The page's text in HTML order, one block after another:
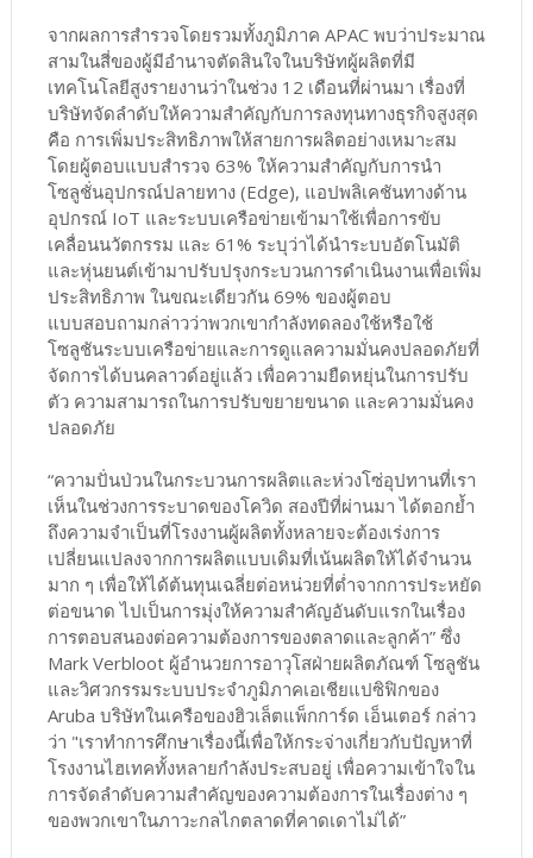
จากผลการสำรวจโดยรวมทั้งภูมิภาค APAC พบว่าประมาณ
สามในสี่ของผู้มีอำนาจตัดสินใจในบริษัทผู้ผลิตที่มี
เทคโนโลยีสูงรายงานว่าในช่วง 12 เดือนที่ผ่านมา เรื่องที่
บริษัทจัดลำดับให้ความสำคัญกับการลงทุนทางธุรกิจสูงสุด
คือ การเพิ่มประสิทธิภาพให้สายการผลิตอย่างเหมาะสม
โดยผู้ตอบแบบสำรวจ 63% ให้ความสำคัญกับการนำ
โซลูชั่นอุปกรณ์ปลายทาง (Edge), แอปพลิเคชันทางด้าน
อุปกรณ์ IoT และระบบเครือข่ายเข้ามาใช้เพื่อการขับ
เคลื่อนนวัตกรรม และ 61% ระบุว่าได้นำระบบอัตโนมัติ
และหุ่นยนต์เข้ามาปรับปรุงกระบวนการดำเนินงานเพื่อเพิ่ม
ประสิทธิภาพ ในขณะเดียวกัน 69% ของผู้ตอบ
แบบสอบถามกล่าวว่าพวกเขากำลังทดลองใช้หรือใช้
โซลูชันระบบเครือข่ายและการดูแลความมั่นคงปลอดภัยที่
จัดการได้บนคลาวด์อยู่แล้ว เพื่อความยืดหยุ่นในการปรับ
ตัว ความสามารถในการปรับขยายขนาด และความมั่นคง
ปลอดภัย
“ความปั่นป่วนในกระบวนการผลิตและห่วงโซ่อุปทานที่เรา
เห็นในช่วงการระบาดของโควิด สองปีที่ผ่านมา ได้ตอกย้ำ
ถึงความจำเป็นที่โรงงานผู้ผลิตทั้งหลายจะต้องเร่งการ
เปลี่ยนแปลงจากการผลิตแบบเดิมที่เน้นผลิตให้ได้จำนวน
มาก ๆ เพื่อให้ได้ต้นทุนเฉลี่ยต่อหน่วยที่ต่ำจากการประหยัด
ต่อขนาด ไปเป็นการมุ่งให้ความสำคัญอันดับแรกในเรื่อง
การตอบสนองต่อความต้องการของตลาดและลูกค้า” ซึ่ง
Mark Verbloot ผู้อำนวยการอาวุโสฝ่ายผลิตภัณฑ์ โซลูชัน
และวิศวกรรมระบบประจำภูมิภาคเอเชียแปซิฟิกของ
Aruba บริษัทในเครือของฮิวเล็ตแพ็กการ์ด เอ็นเตอร์ กล่าว
ว่า "เราทำการศึกษาเรื่องนี้เพื่อให้กระจ่างเกี่ยวกับปัญหาที่
โรงงานไฮเทคทั้งหลายกำลังประสบอยู่ เพื่อความเข้าใจใน
การจัดลำดับความสำคัญของความต้องการในเรื่องต่าง ๆ
ของพวกเขาในภาวะกลไกตลาดที่คาดเดาไม่ได้”